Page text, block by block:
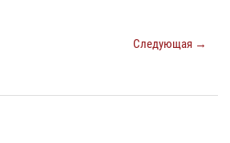
Следующая →